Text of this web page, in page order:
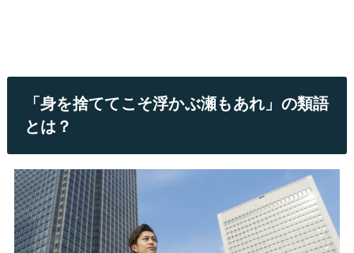
「身を捨ててこそ浮かぶ瀬もあれ」の類語
とは？